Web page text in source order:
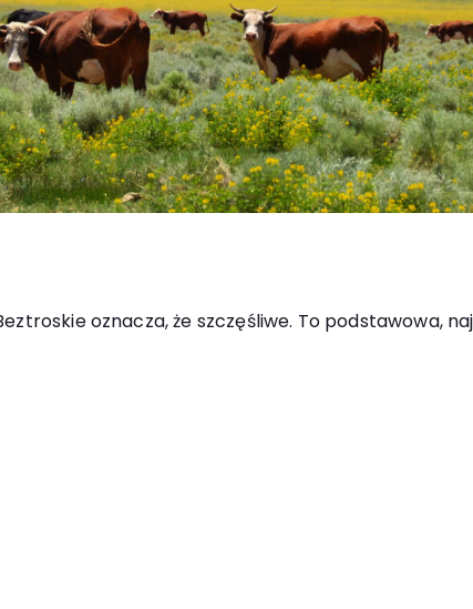
oznacza, że szczęśliwe. To podstawowa,